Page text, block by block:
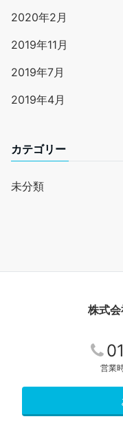
2020年2月
2019年11月
2019年7月
2019年4月
カテゴリー
未分類
株式
営業